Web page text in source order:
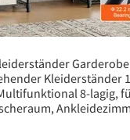
Kleiderständer
8-lagig,